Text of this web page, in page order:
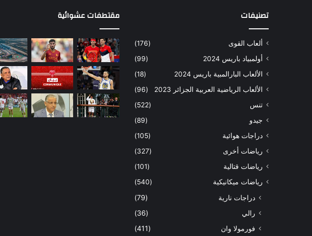
تصنيفات
ألعاب القوى
(176)
أولمبياد باريس 2024
(99)
الألعاب البارالمبية باريس 2024
(18)
الألعاب الرياضية العربية الجزائر 2023
(96)
تنس
(522)
جيدو
(89)
دراجات هوائية
(105)
رياضات أخرى
(327)
رياضات قتالية
(101)
رياضات ميكانيكية
(540)
دراجات نارية
(79)
رالي
(36)
فورمولا وان
(411)
مقتطفات عشوائية